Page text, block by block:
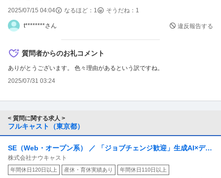
2025/07/15 04:04 なるほど： 1 そうだね： 1
t********さん 違反報告する
質問者からのお礼コメント
ありがとうございます。 色々理由があるという訳ですね。
2025/07/31 03:24
< 質問に関する求人 >
フルキャスト（東京都）
SE（Web・オープン系） ／ 「ジョブチェンジ歓迎」生成AI×デー
タ活用の新規事業でAIフルサイクルエンジニア募集
株式会社ナウキャスト
年間休日120日以上 産休・育休実績あり 年間休日110日以上